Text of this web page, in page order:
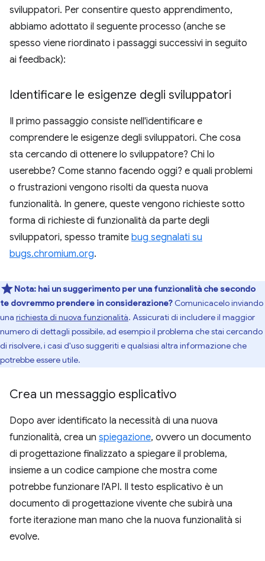
sviluppatori. Per consentire questo apprendimento,
abbiamo adottato il seguente processo (anche se
spesso viene riordinato i passaggi successivi in seguito
ai feedback):
Identificare le esigenze degli sviluppatori
Il primo passaggio consiste nell'identificare e
comprendere le esigenze degli sviluppatori. Che cosa
sta cercando di ottenere lo sviluppatore? Chi lo
userebbe? Come stanno facendo oggi? e quali problemi
o frustrazioni vengono risolti da questa nuova
funzionalità. In genere, queste vengono richieste sotto
forma di richieste di funzionalità da parte degli
sviluppatori, spesso tramite bug segnalati su
bugs.chromium.org.
Nota: hai un suggerimento per una funzionalità che secondo
te dovremmo prendere in considerazione? Comunicacelo inviando
una richiesta di nuova funzionalità. Assicurati di includere il maggior
numero di dettagli possibile, ad esempio il problema che stai cercando
di risolvere, i casi d'uso suggeriti e qualsiasi altra informazione che
potrebbe essere utile.
Crea un messaggio esplicativo
Dopo aver identificato la necessità di una nuova
funzionalità, crea un spiegazione, ovvero un documento
di progettazione finalizzato a spiegare il problema,
insieme a un codice campione che mostra come
potrebbe funzionare l'API. Il testo esplicativo è un
documento di progettazione vivente che subirà una
forte iterazione man mano che la nuova funzionalità si
evolve.